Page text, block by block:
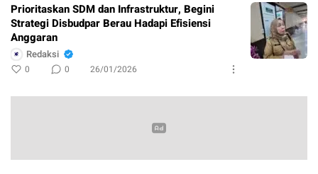
Prioritaskan SDM dan Infrastruktur, Begini
Strategi Disbudpar Berau Hadapi Efisiensi
Anggaran
Redaksi
0 0 26/01/2026